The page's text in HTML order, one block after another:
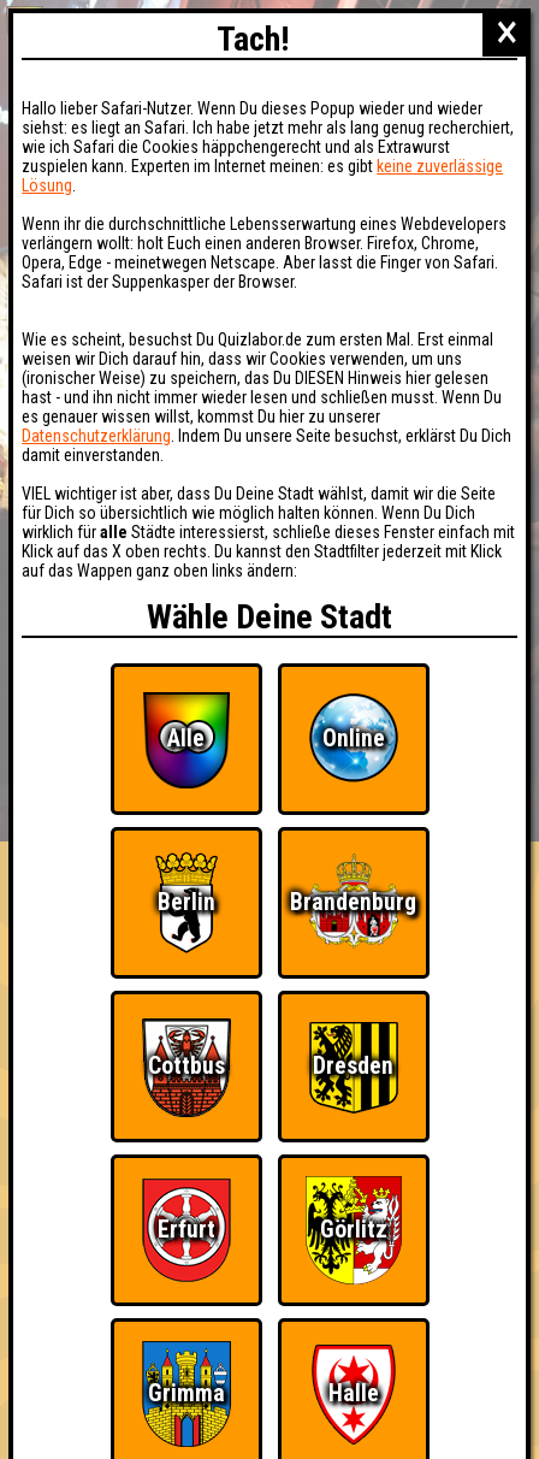
HIGHSCORE RESERVIERUNG
FAQ ÜBER UNS
Ich war da, vor 3000 Jahren
Nehmt an 400 Quizlaboren teil
~ Noch nicht erreicht ~
×
Tach!
Hallo lieber Safari-Nutzer. Wenn Du dieses Popup wieder und wieder
siehst: es liegt an Safari. Ich habe jetzt mehr als lang genug recherchiert,
wie ich Safari die Cookies häppchengerecht und als Extrawurst
zuspielen kann. Experten im Internet meinen: es gibt keine zuverlässige
Lösung
Wenn ihr die durchschnittliche Lebensserwartung eines Webdevelopers
verlängern wollt: holt Euch einen anderen Browser. Firefox, Chrome,
Opera, Edge - meinetwegen Netscape. Aber lasst die Finger von Safari.
Safari ist der Suppenkasper der Browser.
Wie es scheint, besuchst Du Quizlabor.de zum ersten Mal. Erst einmal
weisen wir Dich darauf hin, dass wir Cookies verwenden, um uns
(ironischer Weise) zu speichern, das Du DIESEN Hinweis hier gelesen
hast - und ihn nicht immer wieder lesen und schließen musst. Wenn Du
es genauer wissen willst, kommst Du hier zu unserer
Datenschutzerklärung . Indem Du unsere Seite besuchst, erklärst Du Dich
damit einverstanden.
VIEL wichtiger ist aber, dass Du Deine Stadt wählst, damit wir die Seite
für Dich so übersichtlich wie möglich halten können. Wenn Du Dich
wirklich füralle Städte interessierst, schließe dieses Fenster einfach mit
Klick auf das X oben rechts. Du kannst den Stadtfilter jederzeit mit Klick
auf das Wappen ganz oben links ändern:
Wähle Deine Stadt
Alle Online
Berlin Brandenburg
Cottbus Dresden
Erfurt Görlitz
Grimma Halle